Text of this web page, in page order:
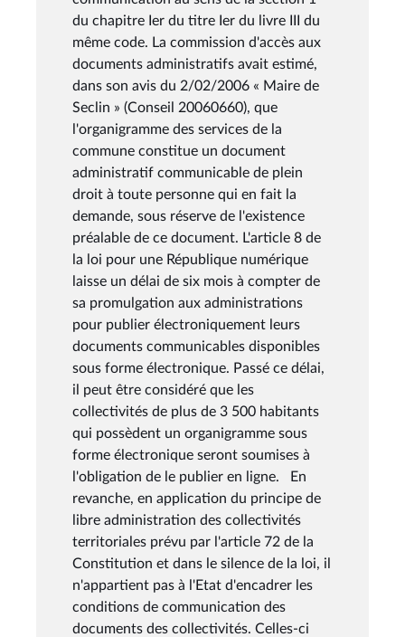
du chapitre Ier du titre Ier du livre III du
même code. La commission d'accès aux
documents administratifs avait estimé,
dans son avis du 2/02/2006 « Maire de
Seclin » (Conseil 20060660), que
l'organigramme des services de la
commune constitue un document
administratif communicable de plein
droit à toute personne qui en fait la
demande, sous réserve de l'existence
préalable de ce document. L'article 8 de
la loi pour une République numérique
laisse un délai de six mois à compter de
sa promulgation aux administrations
pour publier électroniquement leurs
documents communicables disponibles
sous forme électronique. Passé ce délai,
il peut être considéré que les
collectivités de plus de 3 500 habitants
qui possèdent un organigramme sous
forme électronique seront soumises à
l'obligation de le publier en ligne. En
revanche, en application du principe de
libre administration des collectivités
territoriales prévu par l'article 72 de la
Constitution et dans le silence de la loi, il
n'appartient pas à l'Etat d'encadrer les
conditions de communication des
documents des collectivités. Celles-ci